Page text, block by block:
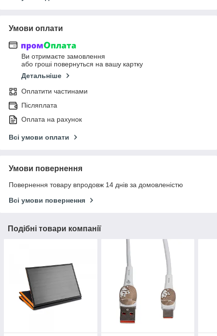
Умови оплати
Ви отримаєте замовлення
або гроші повернуться на вашу картку
Детальніше
Оплатити частинами
Післяплата
Оплата на рахунок
Всі умови оплати
Умови повернення
Повернення товару впродовж 14 днів за домовленістю
Всі умови повернення
Подібні товари компанії